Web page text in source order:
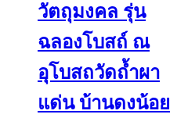
วัตถุมงคล รุ่น
ฉลองโบสถ์ ณ
อุโบสถวัดถ้ำผา
แด่น บ้านดงน้อย